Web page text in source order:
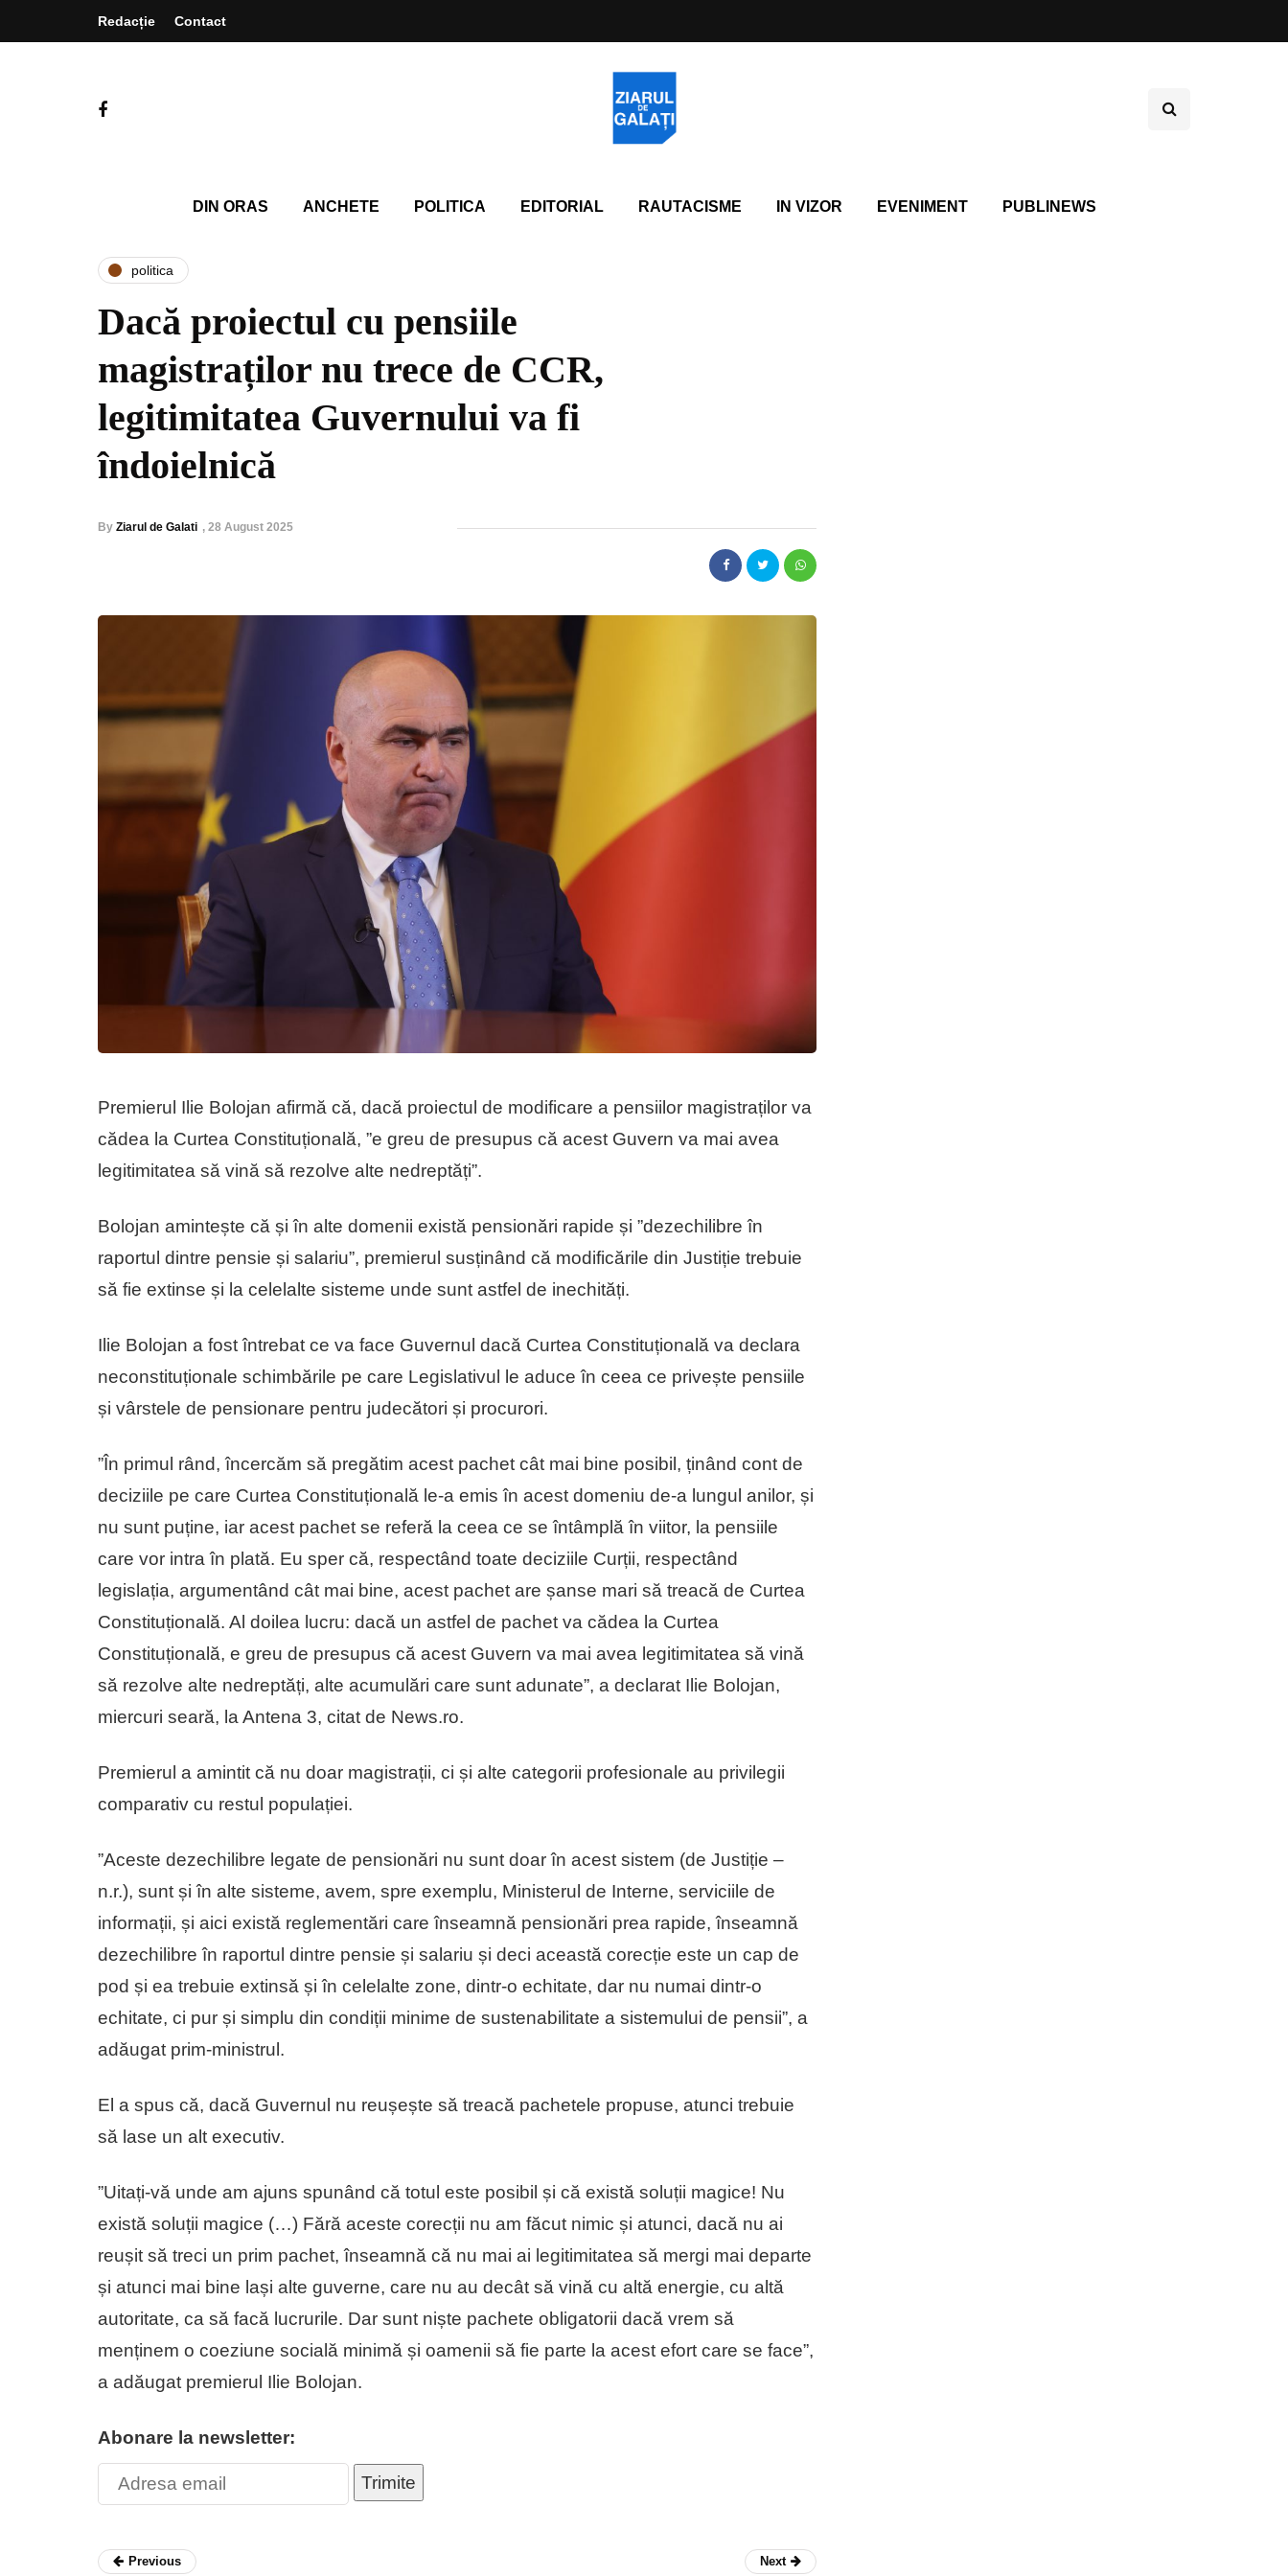
Redacție Contact
DIN ORAS ANCHETE POLITICA EDITORIAL RAUTACISME IN VIZOR EVENIMENT PUBLINEWS
politica
Dacă proiectul cu pensiile
magistraților nu trece de CCR,
legitimitatea Guvernului va fi
îndoielnică
By Ziarul de Galati , 28 August 2025
Premierul Ilie Bolojan afirmă că, dacă proiectul de modificare a pensiilor magistraților va
cădea la Curtea Constituțională, ”e greu de presupus că acest Guvern va mai avea
legitimitatea să vină să rezolve alte nedreptăți”.
Bolojan amintește că și în alte domenii există pensionări rapide și ”dezechilibre în
raportul dintre pensie și salariu”, premierul susținând că modificările din Justiție trebuie
să fie extinse și la celelalte sisteme unde sunt astfel de inechități.
Ilie Bolojan a fost întrebat ce va face Guvernul dacă Curtea Constituțională va declara
neconstituționale schimbările pe care Legislativul le aduce în ceea ce privește pensiile
și vârstele de pensionare pentru judecători și procurori.
”În primul rând, încercăm să pregătim acest pachet cât mai bine posibil, ținând cont de
deciziile pe care Curtea Constituțională le-a emis în acest domeniu de-a lungul anilor, și
nu sunt puține, iar acest pachet se referă la ceea ce se întâmplă în viitor, la pensiile
care vor intra în plată. Eu sper că, respectând toate deciziile Curții, respectând
legislația, argumentând cât mai bine, acest pachet are șanse mari să treacă de Curtea
Constituțională. Al doilea lucru: dacă un astfel de pachet va cădea la Curtea
Constituțională, e greu de presupus că acest Guvern va mai avea legitimitatea să vină
să rezolve alte nedreptăți, alte acumulări care sunt adunate”, a declarat Ilie Bolojan,
miercuri seară, la Antena 3, citat de News.ro.
Premierul a amintit că nu doar magistrații, ci și alte categorii profesionale au privilegii
comparativ cu restul populației.
”Aceste dezechilibre legate de pensionări nu sunt doar în acest sistem (de Justiție –
n.r.), sunt și în alte sisteme, avem, spre exemplu, Ministerul de Interne, serviciile de
informații, și aici există reglementări care înseamnă pensionări prea rapide, înseamnă
dezechilibre în raportul dintre pensie și salariu și deci această corecție este un cap de
pod și ea trebuie extinsă și în celelalte zone, dintr-o echitate, dar nu numai dintr-o
echitate, ci pur și simplu din condiții minime de sustenabilitate a sistemului de pensii”, a
adăugat prim-ministrul.
El a spus că, dacă Guvernul nu reușește să treacă pachetele propuse, atunci trebuie
să lase un alt executiv.
”Uitați-vă unde am ajuns spunând că totul este posibil și că există soluții magice! Nu
există soluții magice (…) Fără aceste corecții nu am făcut nimic și atunci, dacă nu ai
reușit să treci un prim pachet, înseamnă că nu mai ai legitimitatea să mergi mai departe
și atunci mai bine lași alte guverne, care nu au decât să vină cu altă energie, cu altă
autoritate, ca să facă lucrurile. Dar sunt niște pachete obligatorii dacă vrem să
menținem o coeziune socială minimă și oamenii să fie parte la acest efort care se face”,
a adăugat premierul Ilie Bolojan.
Abonare la newsletter:
Trimite
Previous Next